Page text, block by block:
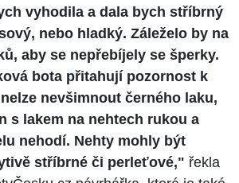
vyhodila a dala bych stříbrný
nebo hladký. Záleželo by na
aby se nepřebíjely se šperky.
bota přitahují pozornost k
nevšimnout černého laku,
s lakem na nehtech rukou a
nehodí. Nehty mohly být
stříbrné či perleťové," řekla